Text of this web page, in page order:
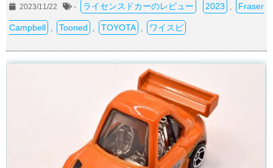
2023/11/22 - ライセンスドカーのレビュー 2023 Fraser
Campbell Tooned TOYOTA ワイスピ